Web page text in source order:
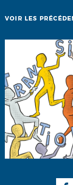
VOIR LES